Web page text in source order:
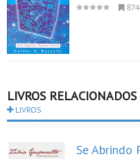
LIVROS RELACIONADOS
LIVROS
Se Abrindo